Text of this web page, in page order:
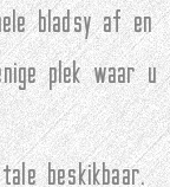
bladsy af en
plek waar u
beskikbaar.